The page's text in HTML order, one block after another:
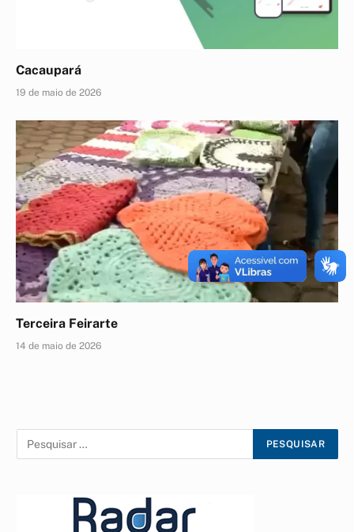
Cacaupará
19 de maio de 2026
Terceira Feirarte
14 de maio de 2026